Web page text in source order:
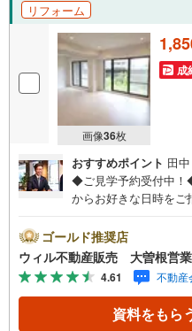
リフォーム
画像36枚
成
おすすめポイント 田
◆ご見学予約受付中！
からお好きな日時をご
区、守山区の直接のご
動産仲介会社です。ネ
ん、過去にお任せいた
に住戸環境を提案致し
弊社では平日にご内
れるお客様にサービ
ゴールド推奨店
ウィル不動産販売 大曽根営
4.61 不動産
資料をもら